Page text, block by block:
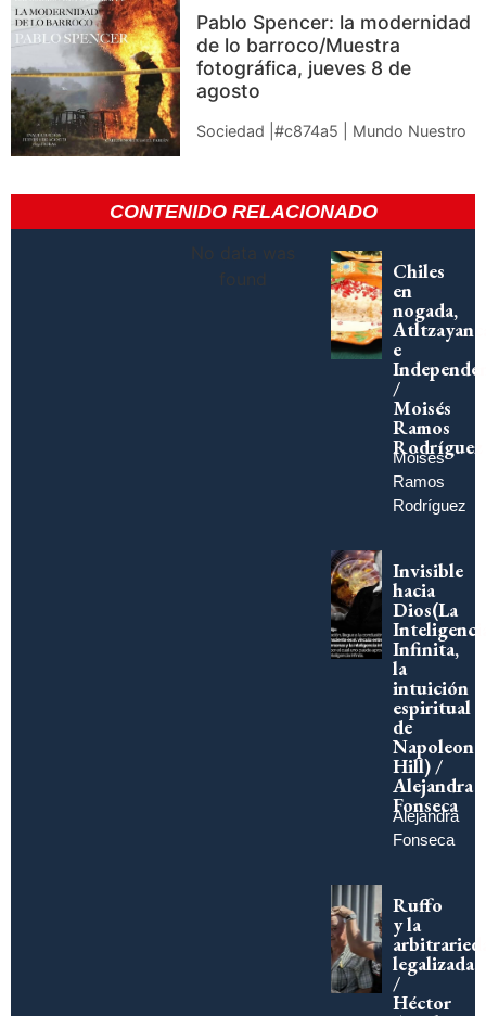
Pablo Spencer: la modernidad
de lo barroco/Muestra
fotográfica, jueves 8 de
agosto
Sociedad |#c874a5 | Mundo Nuestro
CONTENIDO RELACIONADO
No data was
found
Chiles
en
nogada,
e
/
Moisés
Ramos
Rodríguez
Moisés
Ramos
Rodríguez
Invisible
hacia
Dios(La
Infinita,
la
intuición
espiritual
de
Napoleon
Hill) /
Alejandra
Fonseca
Alejandra
Fonseca
Ruffo
y la
legalizada
/
Héctor